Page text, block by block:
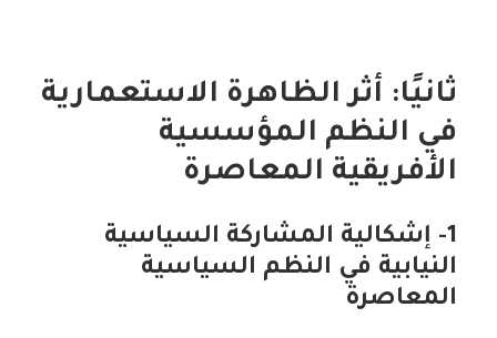
ثانيًا: أثر الظاهرة الاستعمارية
في النظم المؤسسية
الأفريقية المعاصرة
1- إشكالية المشاركة السياسية
النيابية في النظم السياسية
المعاصرة